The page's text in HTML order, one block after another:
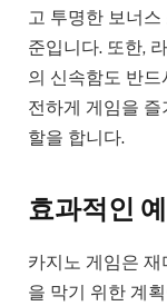
고 투명한 보너
준입니다. 또한,
의 신속함도 반
전하게 게임을
할을 합니다.
효과적인
카지노 게임은
을 막기 위한 계